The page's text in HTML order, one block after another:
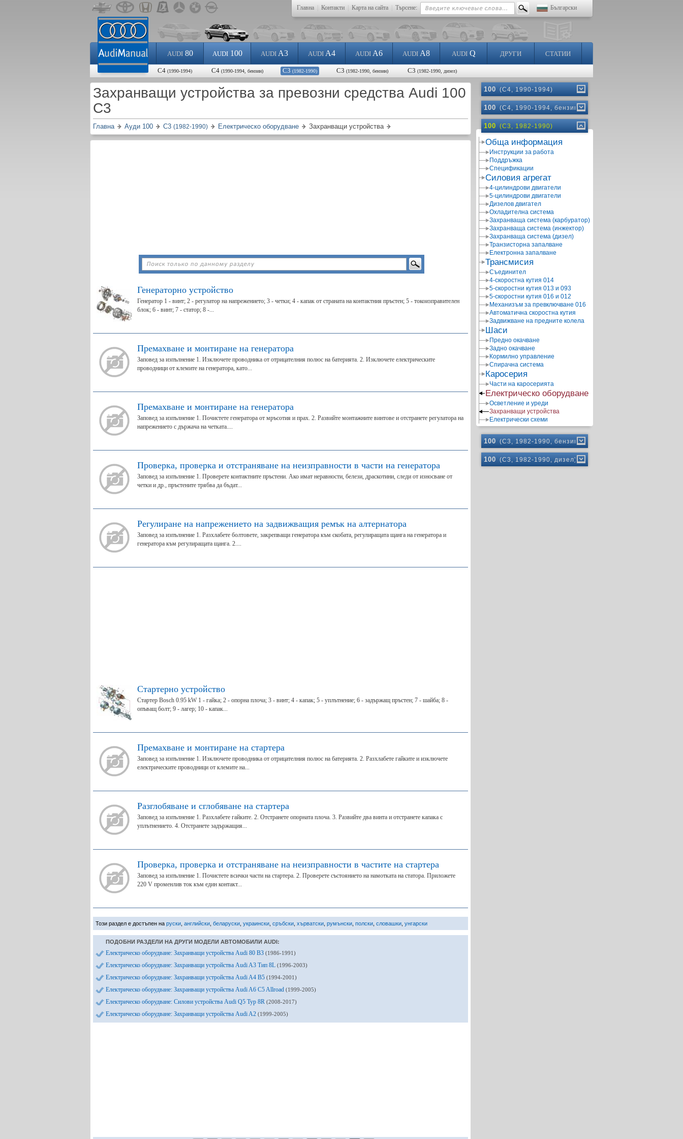
Главна Контакти Карта на сайта Търсене: Български
AUDI80 AUDI100 AUDI A3 AUDI A4 AUDI A6 AUDI A8 AUDIQ ДРУГИ СТАТИИ
C4 (1990-1994) C4 (1990-1994, бензин) C3 (1982-1990) C3 (1982-1990, бензин) C3 (1982-1990, дизел)
Захранващи устройства за превозни средства Audi 100
C3
Главна Ауди 100 C3 (1982-1990) Електрическо оборудване Захранващи устройства
Генераторно устройство
Генератор 1 - винт; 2 - регулатор на напрежението; 3 - четки; 4 - капак от страната на контактния пръстен; 5 - токоизправителен
блок; 6 - винт; 7 - статор; 8 -...
Премахване и монтиране на генератора
Заповед за изпълнение 1. Изключете проводника от отрицателния полюс на батерията. 2. Изключете електрическите
проводници от клемите на генератора, като...
Премахване и монтиране на генератора
Заповед за изпълнение 1. Почистете генератора от мръсотия и прах. 2. Развийте монтажните винтове и отстранете регулатора на
напрежението с държача на четката....
Проверка, проверка и отстраняване на неизправности в части на генератора
Заповед за изпълнение 1. Проверете контактните пръстени. Ако имат неравности, белези, драскотини, следи от износване от
четки и др., пръстените трябва да бъдат...
Регулиране на напрежението на задвижващия ремък на алтернатора
Заповед за изпълнение 1. Разхлабете болтовете, закрепващи генератора към скобата, регулиращата щанга на генератора и
генератора към регулиращата щанга. 2....
Стартерно устройство
Стартер Bosch 0.95 kW 1 - гайка; 2 - опорна плоча; 3 - винт; 4 - капак; 5 - уплътнение; 6 - задържащ пръстен; 7 - шайба; 8 -
опъващ болт; 9 - лагер; 10 - капак...
Премахване и монтиране на стартера
Заповед за изпълнение 1. Изключете проводника от отрицателния полюс на батерията. 2. Разхлабете гайките и изключете
електрическите проводници от клемите на...
Разглобяване и сглобяване на стартера
Заповед за изпълнение 1. Разхлабете гайките. 2. Отстранете опорната плоча. 3. Развийте два винта и отстранете капака с
уплътнението. 4. Отстранете задържащия...
Проверка, проверка и отстраняване на неизправности в частите на стартера
Заповед за изпълнение 1. Почистете всички части на стартера. 2. Проверете състоянието на намотката на статора. Приложете
220 V променлив ток към един контакт...
Този раздел е достъпен на руски английски беларуски украински сръбски хърватски румънски полски словашки унгарски
ПОДОБНИ РАЗДЕЛИ НА ДРУГИ МОДЕЛИ АВТОМОБИЛИ AUDI:
Електрическо оборудване: Захранващи устройства Audi 80 B3 (1986-1991)
Електрическо оборудване: Захранващи устройства Audi A3 Тип 8L (1996-2003)
Електрическо оборудване: Захранващи устройства Audi A4 B5 (1994-2001)
Електрическо оборудване: Захранващи устройства Audi A6 C5 Allroad (1999-2005)
Електрическо оборудване: Силови устройства Audi Q5 Typ 8R (2008-2017)
Електрическо оборудване: Захранващи устройства Audi A2 (1999-2005)
100 (C4, 1990-1994)
100 (C4, 1990-1994, бензин)
100 (C3, 1982-1990)
Обща информация
Инструкции за работа
Поддръжка
Спецификации
Силовия агрегат
4-цилиндрови двигатели
5-цилиндрови двигатели
Дизелов двигател
Охладителна система
Захранваща система (карбуратор)
Захранваща система (инжектор)
Захранваща система (дизел)
Транзисторна запалване
Електронна запалване
Трансмисия
Съединител
4-скоростна кутия 014
5-скоростни кутия 013 и 093
5-скоростни кутия 016 и 012
Механизъм за превключване 016
Автоматична скоростна кутия
Задвижване на предните колела
Шаси
Предно окачване
Задно окачване
Кормилно управление
Спирачна система
Каросерия
Части на каросерията
Електрическо оборудване
Осветление и уреди
Захранващи устройства
Електрически схеми
100 (C3, 1982-1990, бензин)
100 (C3, 1982-1990, дизел)